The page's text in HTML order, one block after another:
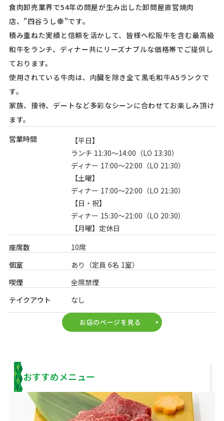
食肉卸売業界で54年の問屋が生み出した卸問屋直営焼肉
店、"四谷うし幸"です。
積み重ねた実績と信頼を活かして、皆様へ松阪牛を含む最高級
和牛をランチ、ディナー共にリーズナブルな価格帯でご提供し
ております。
使用されている牛肉は、内臓を除き全て黒毛和牛A5ランクで
す。
家族、接待、デートなど多彩なシーンに合わせてお楽しみ頂け
ます。
営業時間
【平日】
ランチ 11:30～14:00（LO 13:30）
ディナー 17:00～22:00（LO 21:30）
【土曜】
ディナー 17:00～22:00（LO 21:30）
【日・祝】
ディナー 15:30～21:00（LO 20:30）
【月曜】定休日
座席数
10席
個室
あり（定員 6名 1室）
喫煙
全席禁煙
テイクアウト
なし
お店のページを見る play_arrow
おすすめメニュー